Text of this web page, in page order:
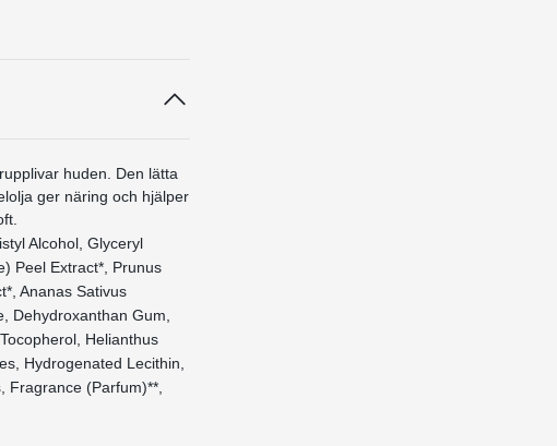
huden. Den lätta
ger näring och hjälper
Alcohol, Glyceryl
Peel Extract*, Prunus
Ananas Sativus
Dehydroxanthan Gum,
Helianthus
Hydrogenated Lecithin,
Fragrance (Parfum)**,